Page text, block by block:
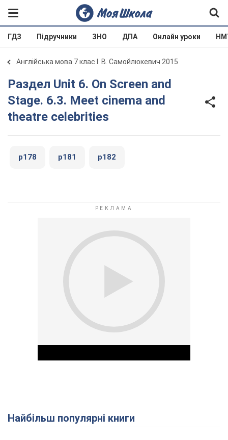
ГДЗ Підручники ЗНО ДПА Онлайн уроки
Англійська мова 7 клас І. В. Самойлюкевич 2015
Раздел Unit 6. On Screen and
Stage. 6.3. Meet cinema and
theatre celebrities
p178 p181 p182
Play Video
Найбільш популярні книги